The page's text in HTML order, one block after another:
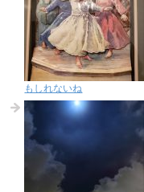
もしれないね